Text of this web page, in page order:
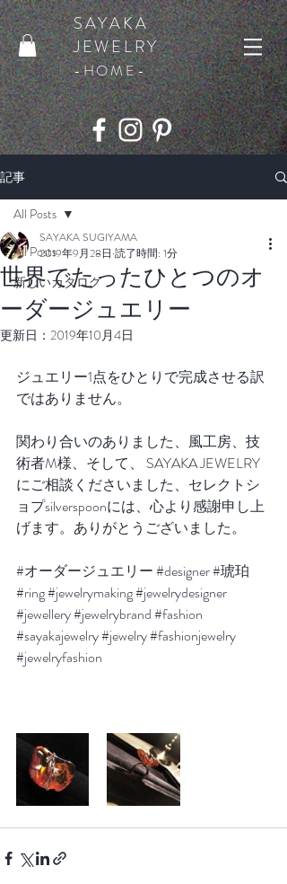
SAYAKA
JEWELRY
​-HOME-
記事
All Posts
新しいカタログ
All Posts
世界でたったひとつのオ
ーダージュエリー
SAYAKA SUGIYAMA
2019年9月28日 読了時間: 1分
更新日： 2019年10月4日
ジュエリー1点をひとりで完成させる訳
ではありません。
関わり合いのありました、風工房、技
術者M様、そして、 SAYAKA JEWELRY
にご相談くださいました、セレクトシ
ョプsilverspoonには、心より感謝申し上
げます。ありがとうございました。
#オーダージュエリー#designer#琥珀
#ring#jewelrymaking#jewelrydesigner
#jewellery#jewelrybrand#fashion
#sayakajewelry#jewelry#fashionjewelry
#jewelryfashion